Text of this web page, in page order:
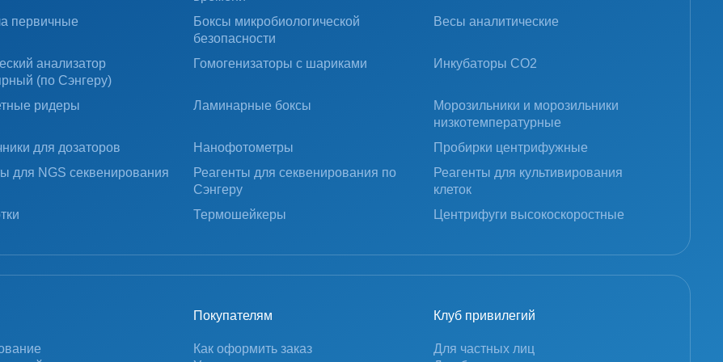
первичные
Боксы микробиологической
безопасности
Весы аналитические
анализатор
(по Сэнгеру)
Гомогенизаторы с шариками Инкубаторы CO2
ридеры Ламинарные боксы
Морозильники и морозильники
низкотемпературные
для дозаторов
Нанофотометры
Пробирки центрифужные
для NGS секвенирования
Реагенты для секвенирования по
Сэнгеру
Реагенты для культивирования
клеток
Термошейкеры Центрифуги высокоскоростные
Покупателям
Как оформить заказ
Клуб привилегий
Для частных лиц